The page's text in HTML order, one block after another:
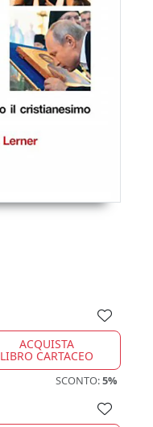
ACQUISTA
LIBRO CARTACEO
SCONTO:5%